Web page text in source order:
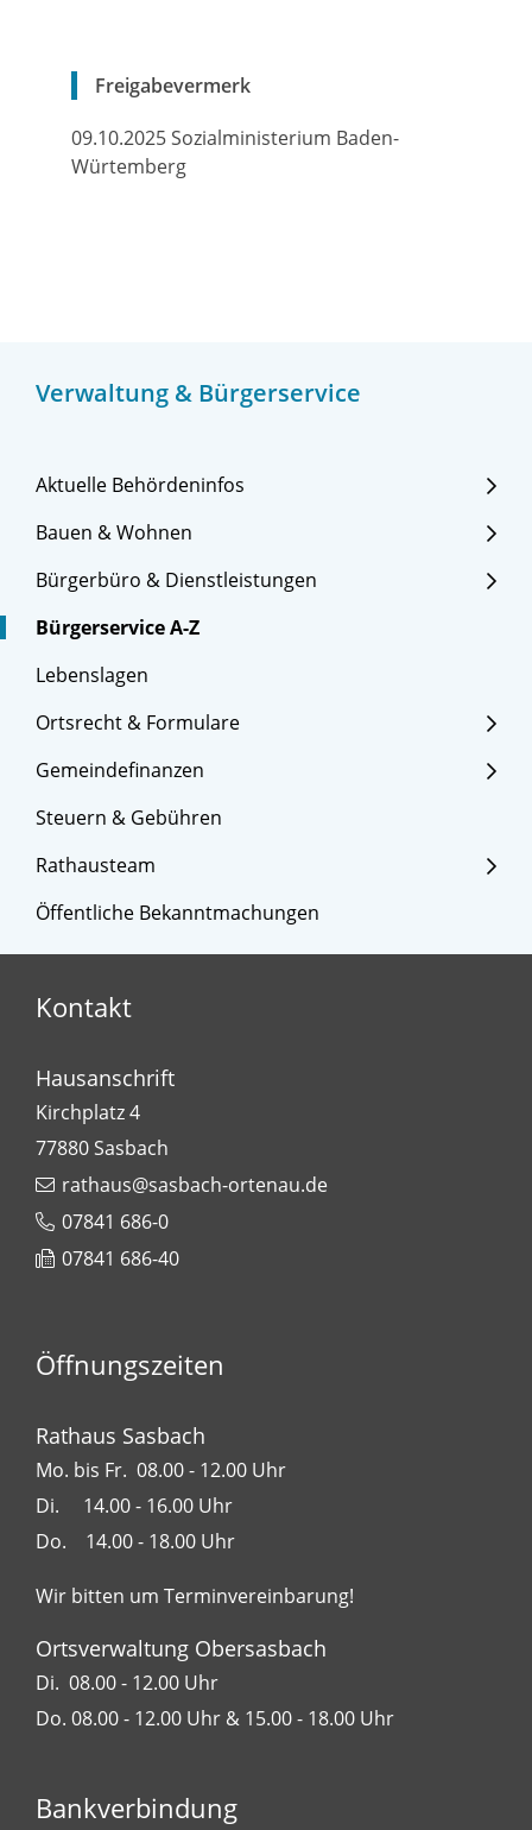
Verwaltung & Bürgerservice
Aktuelle Behördeninfos
Bauen & Wohnen
Bürgerbüro & Dienstleistungen
Bürgerservice A-Z
Lebenslagen
Ortsrecht & Formulare
Gemeindefinanzen
Steuern & Gebühren
Rathausteam
Öffentliche Bekanntmachungen
Freigabevermerk
09.10.2025 Sozialministerium Baden-
Würtemberg
Kontakt
Hausanschrift
Kirchplatz 4
77880Sasbach
rathaus@sasbach-ortenau.de
07841 686-0
07841 686-40
Öffnungszeiten
Rathaus Sasbach
Mo. bis Fr. 08.00 - 12.00 Uhr
Di. 14.00 - 16.00 Uhr
Do. 14.00 - 18.00 Uhr
Wir bitten um Terminvereinbarung!
Ortsverwaltung Obersasbach
Di. 08.00 - 12.00 Uhr
Do. 08.00 - 12.00 Uhr & 15.00 - 18.00 Uhr
Bankverbindung